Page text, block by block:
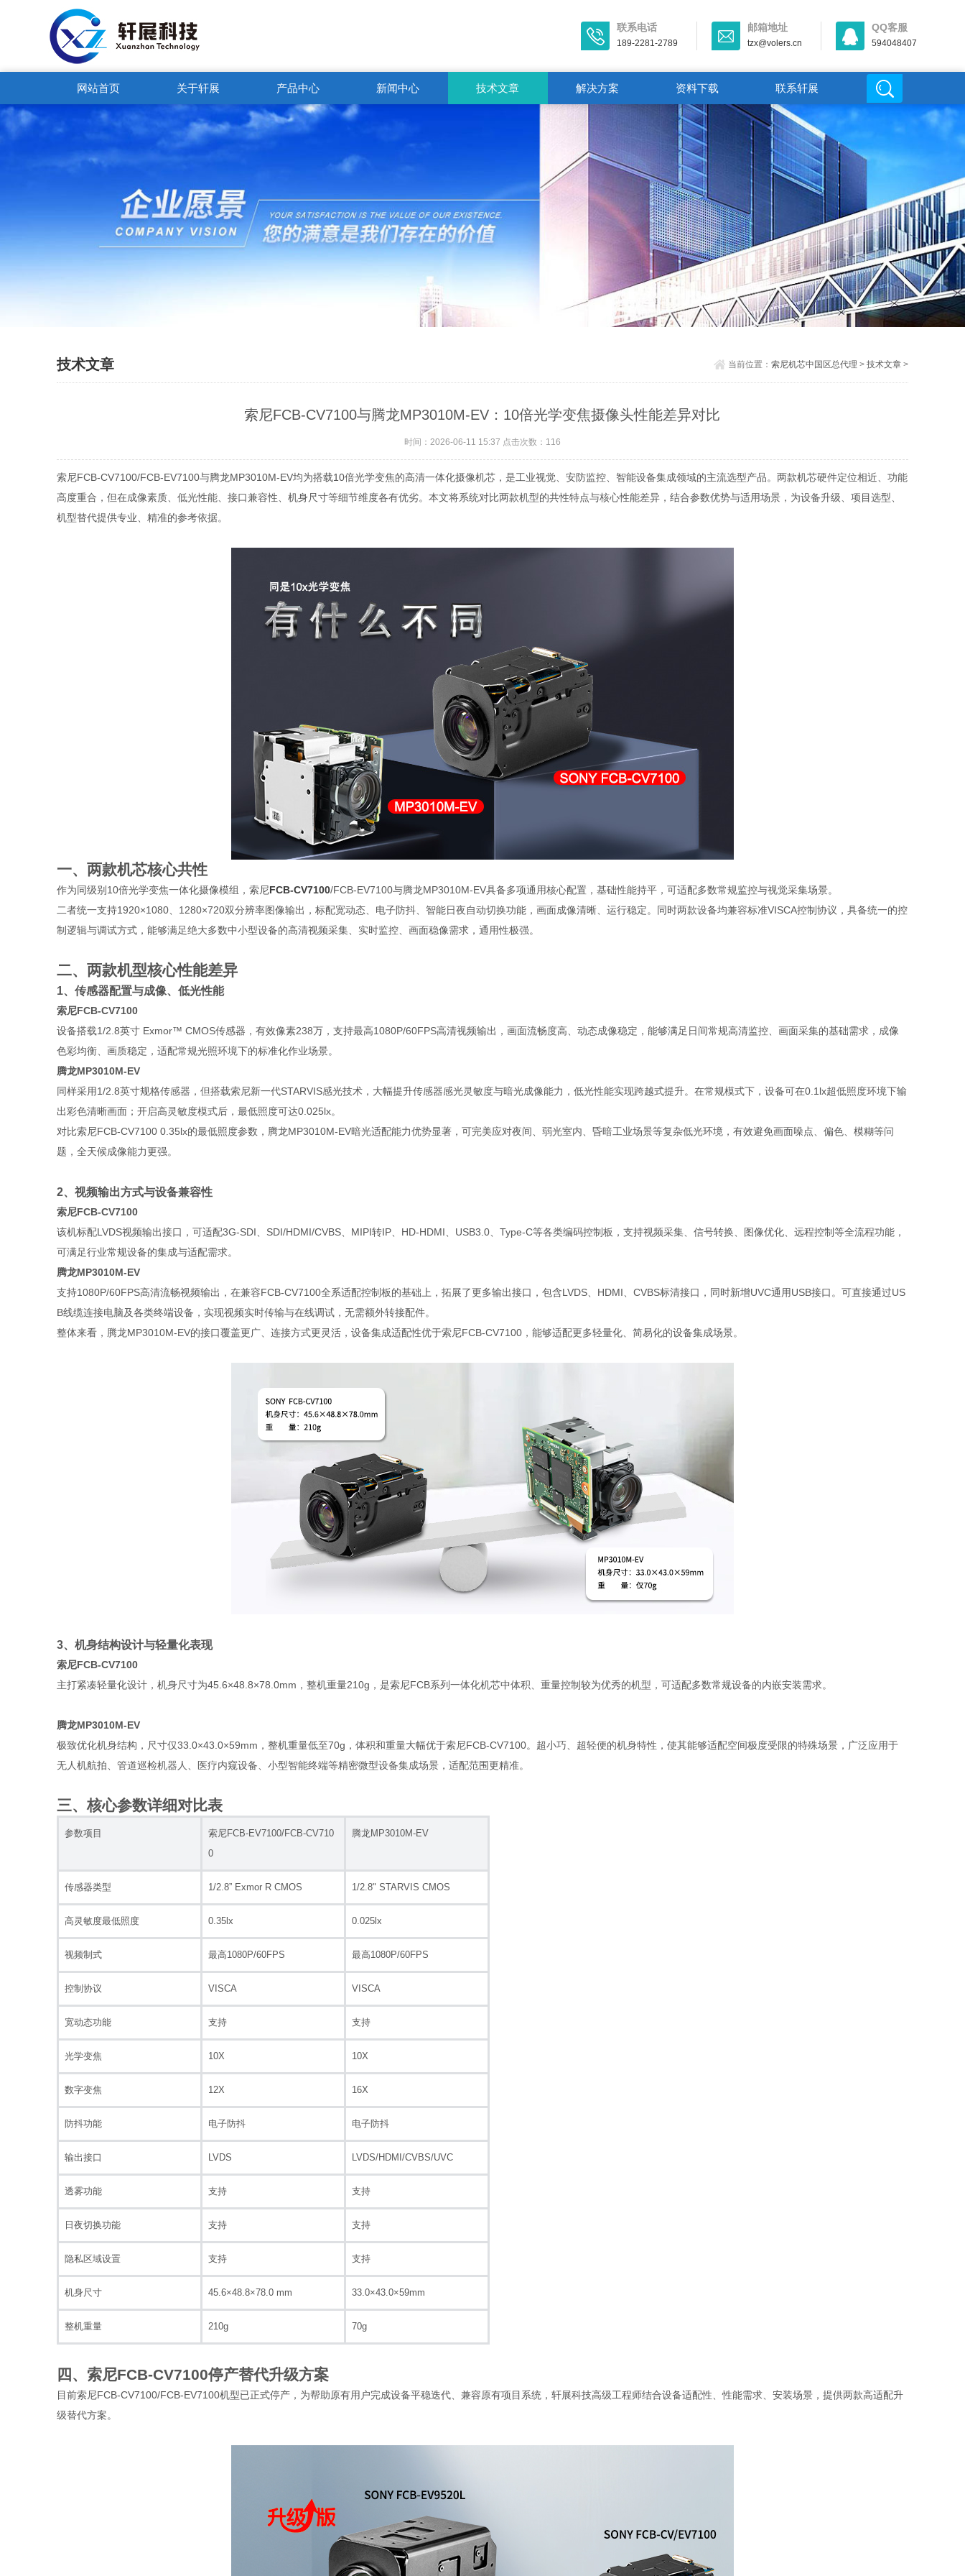
联系电话
189-2281-2789
邮箱地址
tzx@volers.cn
QQ客服
594048407
网站首页 关于轩展 产品中心 新闻中心 技术文章 解决方案 资料下载 联系轩展
技术文章 当前位置： 索尼机芯中国区总代理 > 技术文章>
索尼FCB-CV7100与腾龙MP3010M-EV：10倍光学变焦摄像头性能差异对比
时间：2026-06-11 15:37 点击次数： 116
索尼FCB-CV7100/FCB-EV7100与腾龙MP3010M-EV均为搭载10倍光学变焦的高清一体化摄像机芯，是工业视觉、安防监控、智能设备集成领域的主流选型产品。两款机芯硬件定位相近、功能
高度重合，但在成像素质、低光性能、接口兼容性、机身尺寸等细节维度各有优劣。本文将系统对比两款机型的共性特点与核心性能差异，结合参数优势与适用场景，为设备升级、项目选型、
机型替代提供专业、精准的参考依据。
一、两款机芯核心共性
作为同级别10倍光学变焦一体化摄像模组，索尼FCB-CV7100/FCB-EV7100与腾龙MP3010M-EV具备多项通用核心配置，基础性能持平，可适配多数常规监控与视觉采集场景。
二者统一支持1920×1080、1280×720双分辨率图像输出，标配宽动态、电子防抖、智能日夜自动切换功能，画面成像清晰、运行稳定。同时两款设备均兼容标准VISCA控制协议，具备统一的控
制逻辑与调试方式，能够满足绝大多数中小型设备的高清视频采集、实时监控、画面稳像需求，通用性极强。
二、两款机型核心性能差异
1、传感器配置与成像、低光性能
索尼FCB-CV7100
设备搭载1/2.8英寸 Exmor™ CMOS传感器，有效像素238万，支持最高1080P/60FPS高清视频输出，画面流畅度高、动态成像稳定，能够满足日间常规高清监控、画面采集的基础需求，成像
色彩均衡、画质稳定，适配常规光照环境下的标准化作业场景。
腾龙MP3010M-EV
同样采用1/2.8英寸规格传感器，但搭载索尼新一代STARVIS感光技术，大幅提升传感器感光灵敏度与暗光成像能力，低光性能实现跨越式提升。在常规模式下，设备可在0.1lx超低照度环境下输
出彩色清晰画面；开启高灵敏度模式后，最低照度可达0.025lx。
对比索尼FCB-CV7100 0.35lx的最低照度参数，腾龙MP3010M-EV暗光适配能力优势显著，可完美应对夜间、弱光室内、昏暗工业场景等复杂低光环境，有效避免画面噪点、偏色、模糊等问
题，全天候成像能力更强。
2、视频输出方式与设备兼容性
索尼FCB-CV7100
该机标配LVDS视频输出接口，可适配3G-SDI、SDI/HDMI/CVBS、MIPI转IP、HD-HDMI、USB3.0、Type-C等各类编码控制板，支持视频采集、信号转换、图像优化、远程控制等全流程功能，
可满足行业常规设备的集成与适配需求。
腾龙MP3010M-EV
支持1080P/60FPS高清流畅视频输出，在兼容FCB-CV7100全系适配控制板的基础上，拓展了更多输出接口，包含LVDS、HDMI、CVBS标清接口，同时新增UVC通用USB接口。可直接通过US
B线缆连接电脑及各类终端设备，实现视频实时传输与在线调试，无需额外转接配件。
整体来看，腾龙MP3010M-EV的接口覆盖更广、连接方式更灵活，设备集成适配性优于索尼FCB-CV7100，能够适配更多轻量化、简易化的设备集成场景。
3、机身结构设计与轻量化表现
索尼FCB-CV7100
主打紧凑轻量化设计，机身尺寸为45.6×48.8×78.0mm，整机重量210g，是索尼FCB系列一体化机芯中体积、重量控制较为优秀的机型，可适配多数常规设备的内嵌安装需求。
腾龙MP3010M-EV
极致优化机身结构，尺寸仅33.0×43.0×59mm，整机重量低至70g，体积和重量大幅优于索尼FCB-CV7100。超小巧、超轻便的机身特性，使其能够适配空间极度受限的特殊场景，广泛应用于
无人机航拍、管道巡检机器人、医疗内窥设备、小型智能终端等精密微型设备集成场景，适配范围更精准。
三、核心参数详细对比表
参数项目
索尼FCB-EV7100/FCB-CV710
0
腾龙MP3010M-EV
传感器类型 1/2.8” Exmor R CMOS 1/2.8" STARVIS CMOS
高灵敏度最低照度 0.35lx 0.025lx
视频制式 最高1080P/60FPS 最高1080P/60FPS
控制协议 VISCA VISCA
宽动态功能 支持 支持
光学变焦 10X 10X
数字变焦 12X 16X
防抖功能 电子防抖 电子防抖
输出接口 LVDS LVDS/HDMI/CVBS/UVC
透雾功能 支持 支持
日夜切换功能 支持 支持
隐私区域设置 支持 支持
机身尺寸 45.6×48.8×78.0 mm 33.0×43.0×59mm
整机重量 210g 70g
四、索尼FCB-CV7100停产替代升级方案
目前索尼FCB-CV7100/FCB-EV7100机型已正式停产，为帮助原有用户完成设备平稳迭代、兼容原有项目系统，轩展科技高级工程师结合设备适配性、性能需求、安装场景，提供两款高适配升
级替代方案。